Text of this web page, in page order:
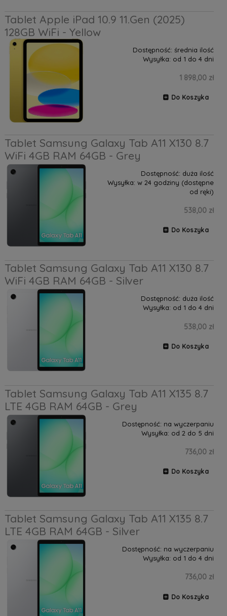
Tablet Apple iPad 10.9 11.Gen (2025)
128GB WiFi - Yellow
Dostępność: średnia ilość
Wysyłka: od 1 do 4 dni
1 898,00 zł
Do Koszyka
Tablet Samsung Galaxy Tab A11 X130 8.7
WiFi 4GB RAM 64GB - Grey
Dostępność: duża ilość
Wysyłka: w 24 godziny (dostępne
od ręki)
538,00 zł
Do Koszyka
Tablet Samsung Galaxy Tab A11 X130 8.7
WiFi 4GB RAM 64GB - Silver
Dostępność: duża ilość
Wysyłka: od 1 do 4 dni
538,00 zł
Do Koszyka
Tablet Samsung Galaxy Tab A11 X135 8.7
LTE 4GB RAM 64GB - Grey
Dostępność: na wyczerpaniu
Wysyłka: od 2 do 5 dni
736,00 zł
Do Koszyka
Tablet Samsung Galaxy Tab A11 X135 8.7
LTE 4GB RAM 64GB - Silver
Dostępność: na wyczerpaniu
Wysyłka: od 1 do 4 dni
736,00 zł
Do Koszyka